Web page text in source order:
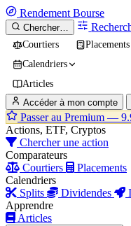
Rendement Bourse
Chercher…
Courtiers
Placements
Calendriers
Articles
Accéder à mon compte
Passer au Premium —
Actions, ETF, Cryptos
Chercher une action
Comparateurs
Courtiers
Placements
Calendriers
Splits
Dividendes
Apprendre
Articles